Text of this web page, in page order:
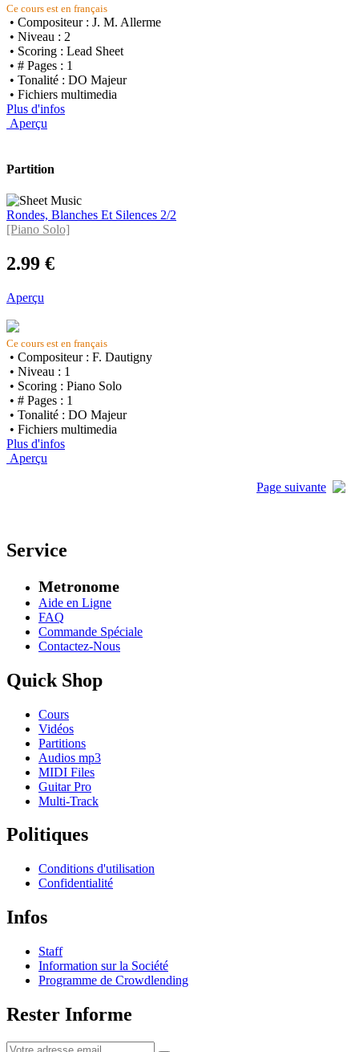
Ce cours est en français
• Compositeur : J. M. Allerme
• Niveau : 2
• Scoring : Lead Sheet
• # Pages : 1
• Tonalité : DO Majeur
• Fichiers multimedia
Plus d'infos
Aperçu
Partition
Rondes, Blanches Et Silences 2/2
[Piano Solo]
2.99 €
Aperçu
Ce cours est en français
• Compositeur : F. Dautigny
• Niveau : 1
• Scoring : Piano Solo
• # Pages : 1
• Tonalité : DO Majeur
• Fichiers multimedia
Plus d'infos
Aperçu
Page suivante
Service
Metronome
Aide en Ligne
FAQ
Commande Spéciale
Contactez-Nous
Quick Shop
Cours
Vidéos
Partitions
Audios mp3
MIDI Files
Guitar Pro
Multi-Track
Politiques
Conditions d'utilisation
Confidentialité
Infos
Staff
Information sur la Société
Programme de Crowdlending
Rester Informe